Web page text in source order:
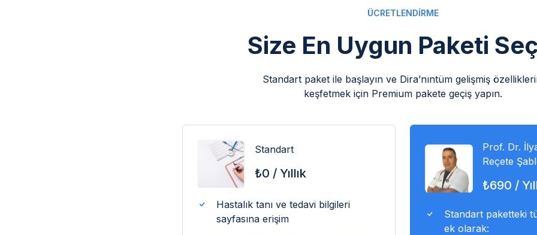
ÜCRETLENDİRME
Size En Uygun Paketi
Standart paket ile başlayın ve Dira’nıntüm gelişmiş
keşfetmek için Premium pakete geçiş yapın.
Standart
₺0 / Yıllık
Hastalık tanı ve tedavi bilgileri
sayfasına erişim
Prof. Dr.
Reçete
₺690 /
Standart paketteki
ek olarak: